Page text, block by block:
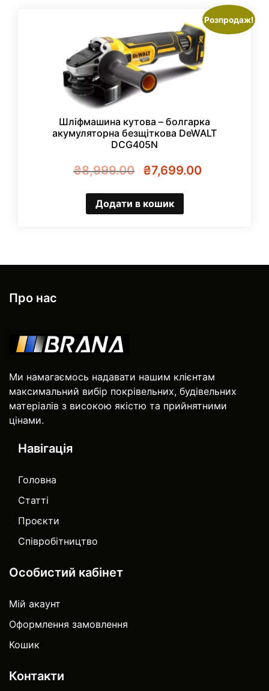
Розпродаж!
Шліфмашина кутова – болгарка
акумуляторна безщіткова DeWALT
DCG405N
₴8,999.00
Оригінальна
₴7,699.00
Додати в кошик
Про нас
Ми намагаємось надавати нашим клієнтам
максимальний вибір покрівельних, будівельних
матеріалів з високою якістю та прийнятними
цінами.
Навігація
Головна
Статті
Проєкти
Співробітництво
Особистий кабінет
Мій акаунт
Оформлення замовлення
Кошик
Контакти